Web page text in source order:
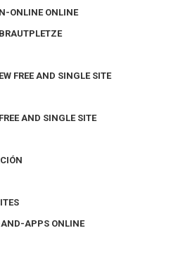
ONLINE ONLINE
FREE AND SINGLE SITE
AND SINGLE SITE
APPS ONLINE